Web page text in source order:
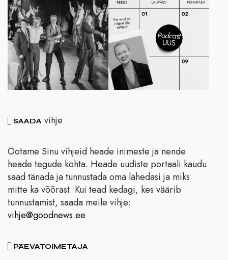
SAADA vihje
Ootame Sinu vihjeid heade inimeste ja nende
heade tegude kohta. Heade uudiste portaali kaudu
saad tänada ja tunnustada oma lähedasi ja miks
mitte ka võõrast. Kui tead kedagi, kes väärib
tunnustamist, saada meile vihje:
vihje@goodnews.ee
PÄEVATOIMETAJA